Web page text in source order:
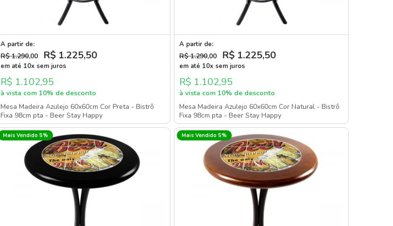
A partir de:
R$ 1.290,00 R$ 1.225,50
em até 10x sem juros
R$ 1.102,95
à vista com 10% de desconto
Mesa Madeira Azulejo 60x60cm Cor Preta - Bistrô
Fixa 98cm pta - Beer Stay Happy
A partir de:
R$ 1.290,00 R$ 1.225,50
em até 10x sem juros
R$ 1.102,95
à vista com 10% de desconto
Mesa Madeira Azulejo 60x60cm Cor Natural - Bistrô
Fixa 98cm pta - Beer Stay Happy
Mais Vendido 5% Mais Vendido 5%